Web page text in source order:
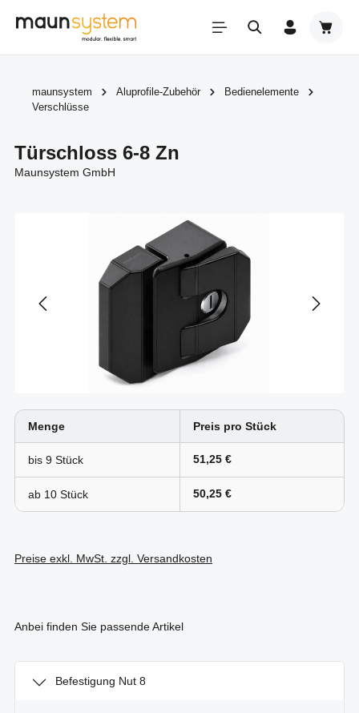
Zum Hauptinhalt springen
maunsystem Aluprofile-Zubehör
Bedienelemente
Verschlüsse
Türschloss 6-8 Zn
Maunsystem GmbH
Menge Preis pro Stück
bis 9 51,25 €
ab 10 50,25 €
Preise exkl. MwSt. zzgl. Versandkosten
Anbei finden Sie passende Artikel
Befestigung Nut 8